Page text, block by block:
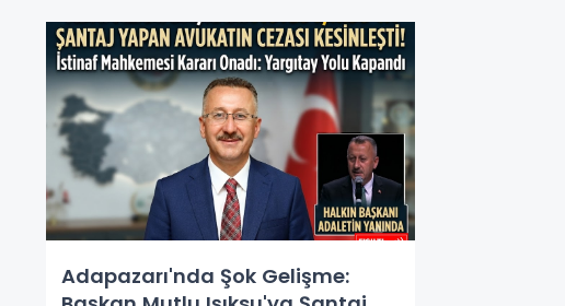
Adapazarı'nda Şok Gelişme: